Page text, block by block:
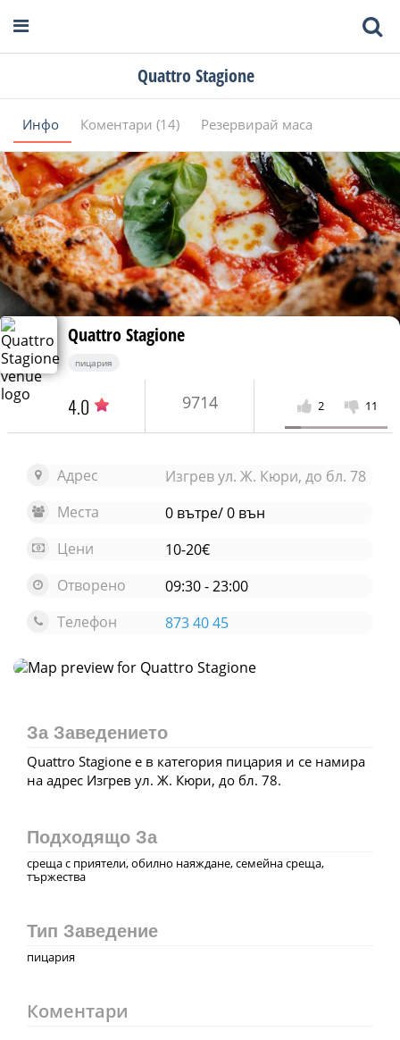
Quattro Stagione
Инфо Коментари (14) Резервирай маса
Quattro Stagione
пицария
4.0 9714 2 11
Адрес
Изгрев ул. Ж. Кюри, до бл. 78
Места
0 вътре/ 0 вън
Цени
10-20€
Отворено
09:30 - 23:00
Телефон
873 40 45
За Заведението
Quattro Stagione е в категория пицария и се намира
на адрес Изгрев ул. Ж. Кюри, до бл. 78.
Подходящо За
среща с приятели, обилно наяждане, семейна среща,
тържества
Тип Заведение
пицария
Коментари